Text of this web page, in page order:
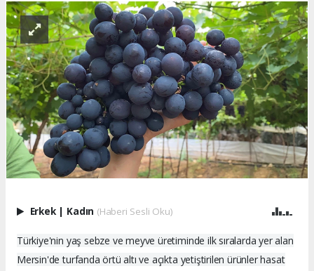
Erkek Kadın (Haberi Sesli Oku)
Türkiye'nin yaş sebze ve meyve üretiminde ilk sıralarda yer alan
Mersin'de turfanda örtü altı ve açıkta yetiştirilen ürünler hasat